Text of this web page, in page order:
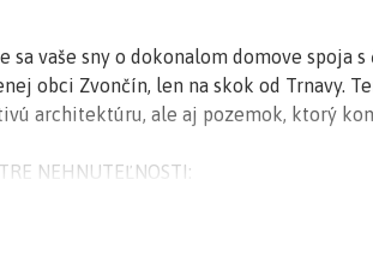
sa vaše sny o dokonalom domove spoja
obci Zvončín, len na skok od Trnavy.
architektúru, ale aj pozemok, ktorý
NEHNUTEĽNOSTI: